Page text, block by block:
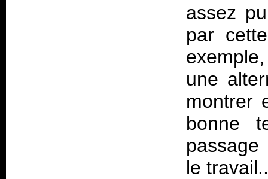
assez
par
une
montrer
bonne
le